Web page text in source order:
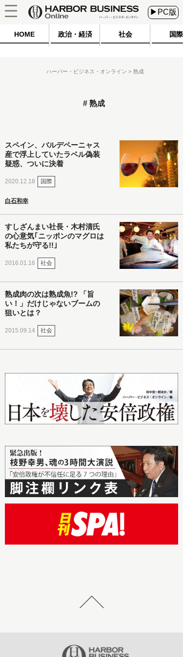
▶PC版
HOME 政治・経済 社会 国際
ハーバー・ビジネス・オンライン 熟成
熟成
スペイン、バルデペーニャス
産で浮上していたラベル偽装
疑惑、ついに決着
2020.12.18 国際
白石和幸
すしざんまい社長・木村清氏
の心意気｢ニッポンのマグロは
私たちが守る!!｣
2016.01.16 社会
熟成肉の次は熟成魚!? 「旨
い！」だけじゃないブームの
狙いとは？
2015.09.14 社会